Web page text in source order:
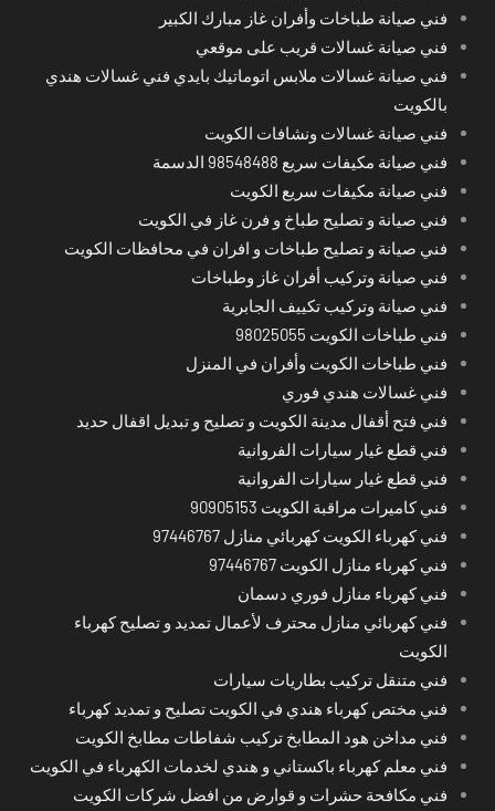
فني صيانة طباخات وأفران غاز مبارك الكبير
فني صيانة غسالات قريب على موقعي
فني صيانة غسالات ملابس اتوماتيك بايدي فني غسالات هندي
بالكويت
فني صيانة غسالات ونشافات الكويت
فني صيانة مكيفات سريع 98548488 الدسمة
فني صيانة مكيفات سريع الكويت
فني صيانة و تصليح طباخ و فرن غاز في الكويت
فني صيانة و تصليح طباخات و افران في محافظات الكويت
فني صيانة وتركيب أفران غاز وطباخات
فني صيانة وتركيب تكييف الجابرية
فني طباخات الكويت 98025055
فني طباخات الكويت وأفران في المنزل
فني غسالات هندي فوري
فني فتح أقفال مدينة الكويت و تصليح و تبديل اقفال حديد
فني قطع غيار سيارات الفروانية
فني قطع غيار سيارات الفروانية
فني كاميرات مراقبة الكويت 90905153
فني كهرباء الكويت كهربائي منازل 97446767
فني كهرباء منازل الكويت 97446767
فني كهرباء منازل فوري دسمان
فني كهربائي منازل محترف لأعمال تمديد و تصليح كهرباء
الكويت
فني متنقل تركيب بطاريات سيارات
فني مختص كهرباء هندي في الكويت تصليح و تمديد كهرباء
فني مداخن هود المطابخ تركيب شفاطات مطابخ الكويت
فني معلم كهرباء باكستاني و هندي لخدمات الكهرباء في الكويت
فني مكافحة حشرات و قوارض من افضل شركات الكويت